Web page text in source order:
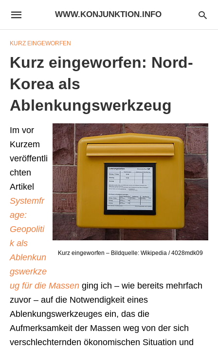
WWW.KONJUNKTION.INFO
KURZ EINGEWORFEN
Kurz eingeworfen: Nord-
Korea als
Ablenkungswerkzeug
Kurz eingeworfen – Bildquelle: Wikipedia / 4028mdk09
Im vor
Kurzem
veröffentli
chten
Artikel
Systemfr
age:
Geopoliti
k als
Ablenkun
gswerkze
ug für die Massen ging ich – wie bereits mehrfach
zuvor – auf die Notwendigkeit eines
Ablenkungswerkzeuges ein, das die
Aufmerksamkeit der Massen weg von der sich
verschlechternden ökonomischen Situation und